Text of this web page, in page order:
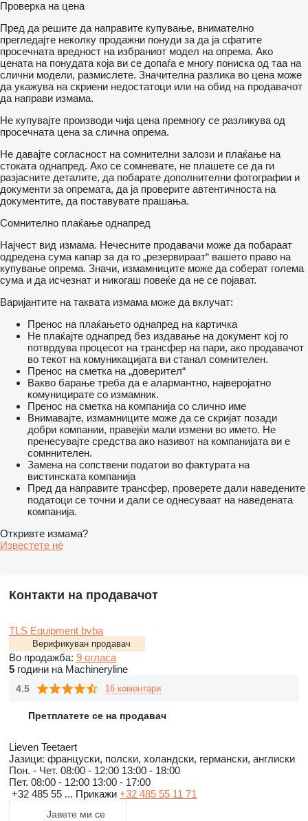
Проверка на цена
Пред да решите да направите купување, внимателно
прегледајте неколку продажни понуди за да ја сфатите
просечната вредност на избраниот модел на опрема. Ако
цената на понудата која ви се допаѓа е многу пониска од таа на
слични модели, размислете. Значителна разлика во цена може
да укажува на скриени недостатоци или на обид на продавачот
да направи измама.
Не купувајте производи чија цена премногу се разликува од
просечната цена за слична опрема.
Не давајте согласност на сомнителни залози и плаќање на
стоката однапред. Ако се сомневате, не плашете се да ги
разјасните деталите, да побарате дополнителни фотографии и
документи за опремата, да ја проверите автентичноста на
документите, да поставувате прашања.
Сомнително плаќање однапред
Најчест вид измама. Нечесните продавачи може да побараат
одредена сума капар за да го „резервираат“ вашето право на
купување опрема. Значи, измамниците може да соберат голема
сума и да исчезнат и никогаш повеќе да не се појават.
Варијантите на таквата измама може да вклучат:
Пренос на плаќањето однапред на картичка
Не плаќајте однапред без издавање на документ кој го
потврдува процесот на трансфер на пари, ако продавачот
во текот на комуникацијата ви станал сомнителен.
Пренос на сметка на „доверител“
Вакво барање треба да е алармантно, најверојатно
комуницирате со измамник.
Пренос на сметка на компанија со слично име
Внимавајте, измамниците може да се скријат позади
добри компании, правејќи мали измени во името. Не
пренесувајте средства ако називот на компанијата ви е
сомннителен.
Замена на сопствени податои во фактурата на
вистинската компанија
Пред да направите трансфер, проверете дали наведените
податоци се точни и дали се однесуваат на наведената
компанија.
Откривте измама?
Известете нѐ
Контакти на продавачот
TLS Equipment bvba
Верификуван продавач
Во продажба: 9 огласа
5 години на Machineryline
4.5 16 коментари
Претплатете се на продавач
Lieven Teetaert
Јазици: француски, полски, холандски, германски, англиски
Пон. - Чет. 08:00 - 12:00 13:00 - 18:00
Пет. 08:00 - 12:00 13:00 - 17:00
+32 485 55 ... Прикажи +32 485 55 11 71
Јавете ми се